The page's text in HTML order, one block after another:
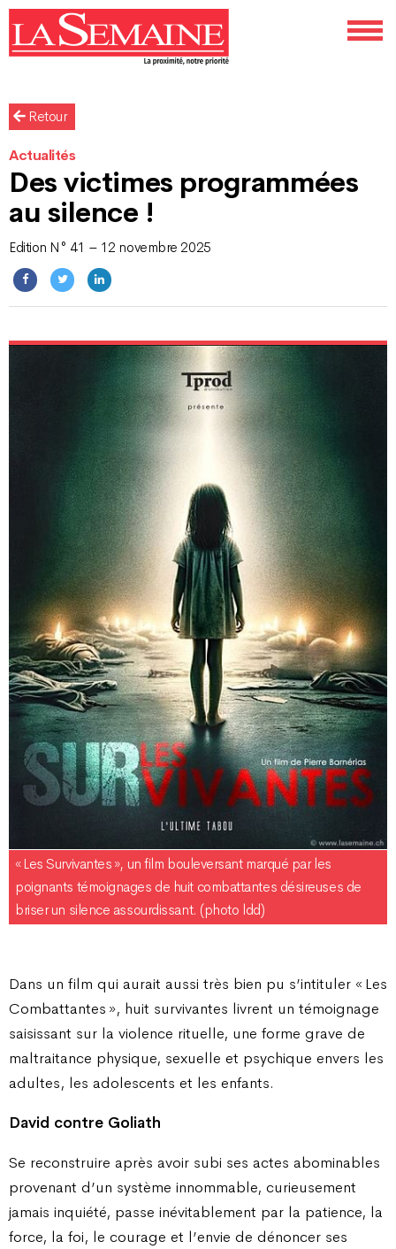
Retour
Actualités
Des victimes programmées
au silence !
Edition N° 41 – 12 novembre 2025
« Les Survivantes », un film bouleversant marqué par les
poignants témoignages de huit combattantes désireuses de
briser un silence assourdissant. (photo ldd)
Dans un film qui aurait aussi très bien pu s’intituler « Les
Combattantes », huit survivantes livrent un témoignage
saisissant sur la violence rituelle, une forme grave de
maltraitance physique, sexuelle et psychique envers les
adultes, les adolescents et les enfants.
David contre Goliath
Se reconstruire après avoir subi ses actes abominables
provenant d’un système innommable, curieusement
jamais inquiété, passe inévitablement par la patience, la
force, la foi, le courage et l’envie de dénoncer ses